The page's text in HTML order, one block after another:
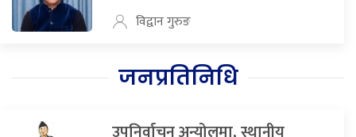
विद्वान गुरुङ
जनप्रतिनिधि